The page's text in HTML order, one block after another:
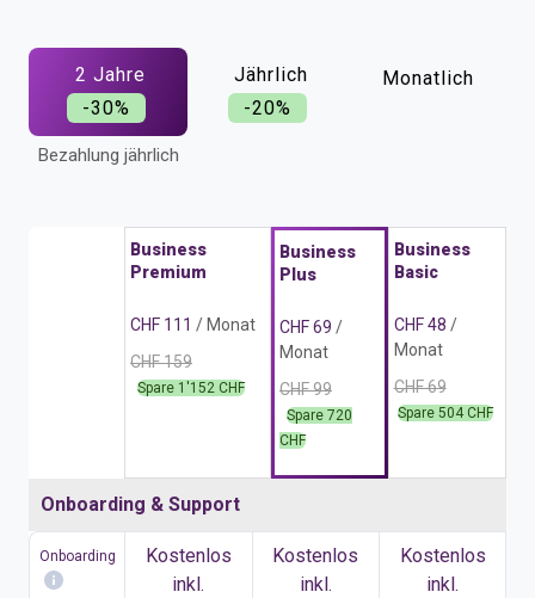
2 Jahre
-30%
Bezahlung jährlich
Jährlich
-20%
Monatlich
Business
Premium
CHF 111 / Monat
CHF 159
Spare 1'152 CHF
Business
Plus
CHF 69 /
Monat
CHF 99
Spare 720
CHF
Business
Basic
CHF 48 /
Monat
CHF 69
Spare 504 CHF
Onboarding & Support
Onboarding
Kostenlos
inkl.
Kostenlos
inkl.
Kostenlos
inkl.